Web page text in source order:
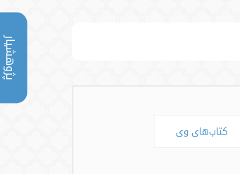
پژوهشیار
کتاب‌های وی